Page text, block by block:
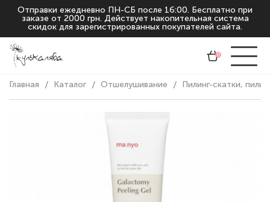
Отправки ежедневно ПН-СБ после 16:00. Бесплатно при
заказе от 2000 грн. Действует накопительная система
скидок для зарегистрированных покупателей сайта.
0
Главная Каталог Отшелушивание Пилинг-скатки,